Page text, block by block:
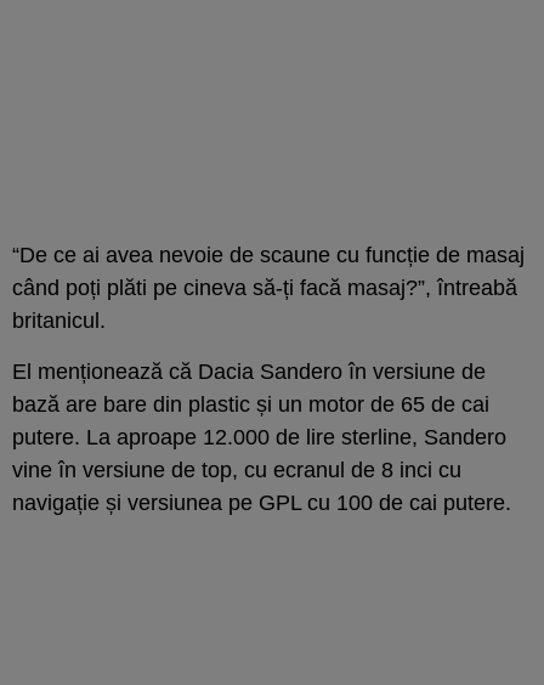
“De ce ai avea nevoie de scaune cu funcție de masaj
când poți plăti pe cineva să-ți facă masaj?”, întreabă
britanicul.
El menționează că Dacia Sandero în versiune de
bază are bare din plastic și un motor de 65 de cai
putere. La aproape 12.000 de lire sterline, Sandero
vine în versiune de top, cu ecranul de 8 inci cu
navigație și versiunea pe GPL cu 100 de cai putere.